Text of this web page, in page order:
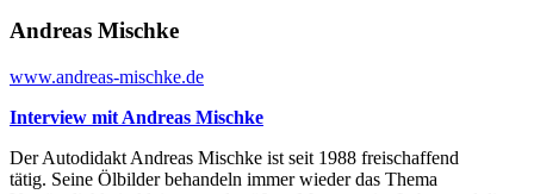
Andreas Mischke
www.andreas-mischke.de
Interview mit Andreas Mischke
Der Autodidakt Andreas Mischke ist seit 1988 freischaffend
tätig. Seine Ölbilder behandeln immer wieder das Thema